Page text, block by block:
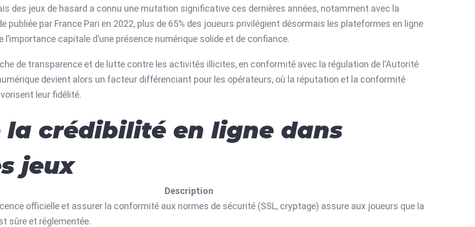
des jeux de hasard a connu une mutation significative ces dernières années, notamment avec la
publiée par France Pari en 2022, plus de 65% des joueurs privilégient désormais les plateformes en ligne
capitale d’une présence numérique solide et de confiance.
de transparence et de lutte contre les activités illicites, en conformité avec la régulation de l’Autorité
devient alors un facteur différenciant pour les opérateurs, où la réputation et la conformité
leur fidélité.
la crédibilité en ligne dans
jeux
Description
officielle et assurer la conformité aux normes de sécurité (SSL, cryptage) assure aux joueurs que la
sûre et réglementée.